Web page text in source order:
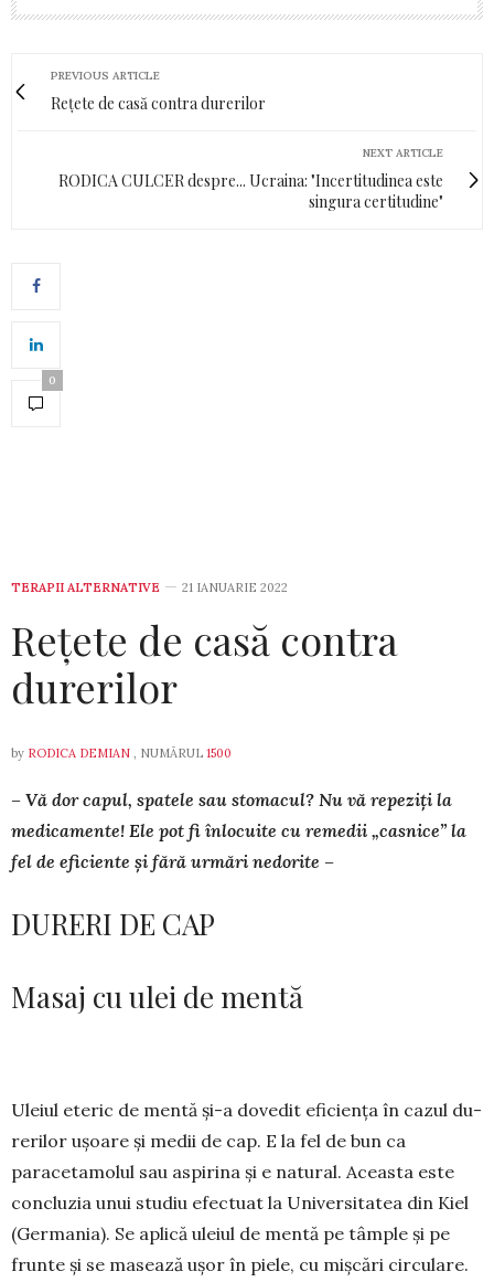
PREVIOUS ARTICLE
Rețete de casă contra durerilor
NEXT ARTICLE
RODICA CULCER despre... Ucraina: "Incertitudinea este
singura certitudine"
0
TERAPII ALTERNATIVE 21 IANUARIE 2022
Rețete de casă contra
durerilor
by RODICA DEMIAN , NUMĂRUL 1500
– Vă dor capul, spatele sau stomacul? Nu vă repeziți la
medica­mente! Ele pot fi înlocuite cu remedii „casnice” la
fel de eficiente și fără urmări nedorite –
DURERI DE CAP
Masaj cu ulei de mentă
Uleiul eteric de mentă și-a dovedit eficiența în cazul du­
rerilor ușoare și medii de cap. E la fel de bun ca
paraceta­molul sau aspirina și e natural. Aceasta este
concluzia unui studiu efectuat la Universi­tatea din Kiel
(Germania). Se aplică uleiul de mentă pe tâmple și pe
frunte și se masează ușor în piele, cu mișcări circulare.